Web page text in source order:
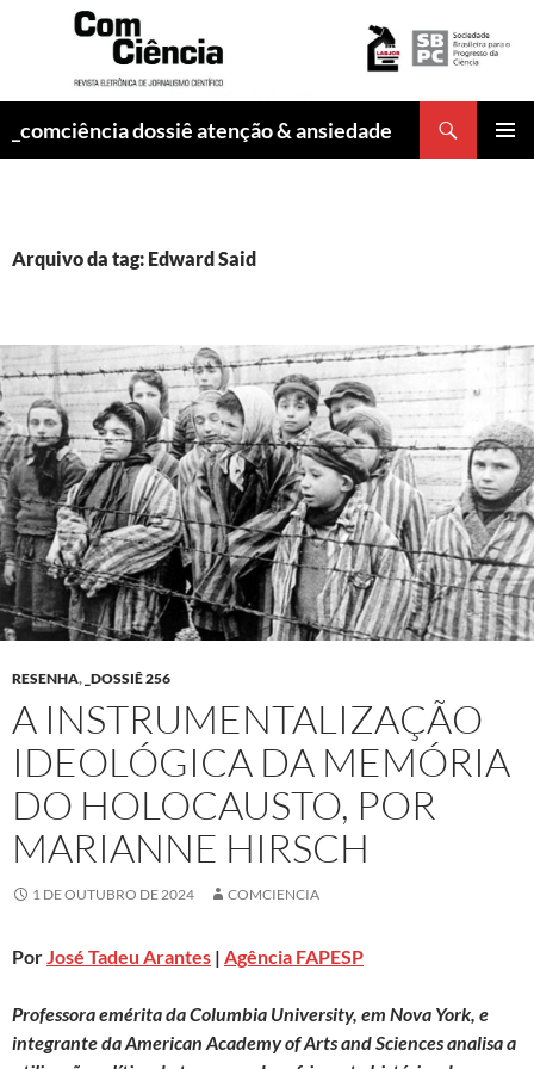
_comciência dossiê atenção & ansiedade
Arquivo da tag: Edward Said
RESENHA, _DOSSIÊ 256
A INSTRUMENTALIZAÇÃO
IDEOLÓGICA DA MEMÓRIA
DO HOLOCAUSTO, POR
MARIANNE HIRSCH
1 DE OUTUBRO DE 2024 COMCIENCIA
PorJosé Tadeu Arantes | Agência FAPESP
Professora emérita da Columbia University, em Nova York, e
integrante da American Academy of Arts and Sciences analisa a